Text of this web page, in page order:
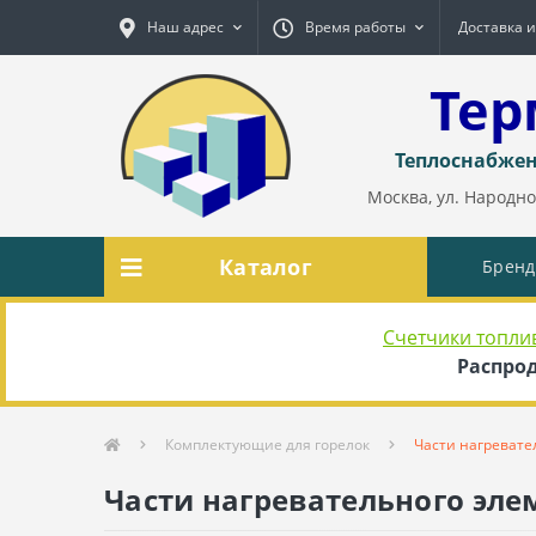
Наш адрес Время работы Доставка
Москва, ул.
Каталог
Счетчики
Комплектующие для горелок Части
Части нагревательного